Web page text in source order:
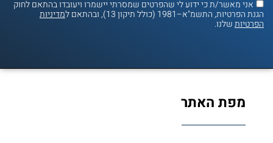
אני מאשר/ת כי ידוע לי שהפרטים שמסרתי יישמרו ויעובדו בהתאם לחוק
הגנת הפרטיות, התשמ"א–1981 (כולל תיקון 13), ובהתאם ל מדיניות
הפרטיותשלנו.
מפת האתר